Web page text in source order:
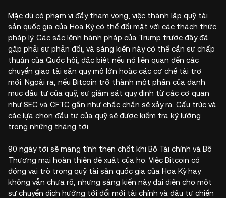
Mặc dù có phạm vi đầy tham vọng, việc thành lập quỹ tài
sản quốc gia của Hoa Kỳ có thể đối mặt với các thách thức
pháp lý. Các sắc lệnh hành pháp của Trump trước đây đã
gặp phải sự phản đối, và sáng kiến này có thể cần sự chấp
thuận của Quốc hội, đặc biệt nếu nó liên quan đến các
chuyển giao tài sản quy mô lớn hoặc các cơ chế tài trợ
mới. Ngoài ra, nếu Bitcoin trở thành một phần của danh
mục đầu tư của quỹ, sự giám sát quy định từ các cơ quan
như SEC và CFTC gần như chắc chắn sẽ xảy ra. Cấu trúc và
các lựa chọn đầu tư của quỹ sẽ được kiểm tra kỹ lưỡng
trong những tháng tới.
90 ngày tới sẽ mang tính then chốt khi Bộ Tài chính và Bộ
Thương mại hoàn thiện đề xuất của họ. Việc Bitcoin có
đóng vai trò trong quỹ tài sản quốc gia của Hoa Kỳ hay
không vẫn chưa rõ, nhưng sáng kiến này đại diện cho một
sự chuyển dịch hướng tới đổi mới tài chính và đầu tư chiến